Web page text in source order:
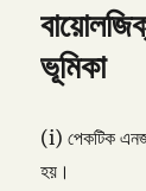
ভূমিকা
(i) পেকটিক
হয়।